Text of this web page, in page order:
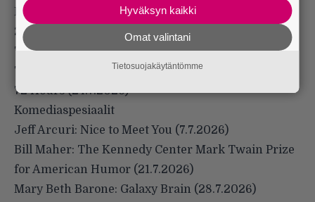
Heartstopper Forever (17.7.2026)
23 000 Lives (17.7.2026)
The Debt Collector (23.7.2026)
The Truthers (24.7.2026)
72 Hours (24.7.2026)
Komediaspesiaalit
Jeff Arcuri: Nice to Meet You (7.7.2026)
Bill Maher: The Kennedy Center Mark Twain Prize
for American Humor (21.7.2026)
Mary Beth Barone: Galaxy Brain (28.7.2026)
Hyväksyn kaikki
Omat valintani
Tietosuojakäytäntömme